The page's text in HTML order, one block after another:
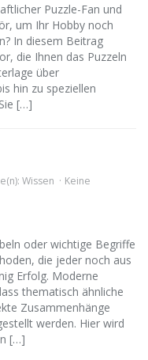
Puzzle-Fan und
um Ihr Hobby noch
In diesem Beitrag
die Ihnen das Puzzeln
über
hin zu speziellen
[…]
Wissen
Keine
oder wichtige Begriffe
die jeder noch aus
Erfolg. Moderne
thematisch ähnliche
Zusammenhänge
werden. Hier wird
[…]